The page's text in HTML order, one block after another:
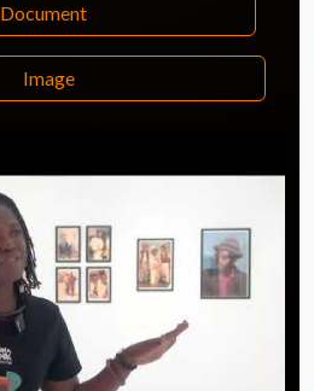
Document
Image